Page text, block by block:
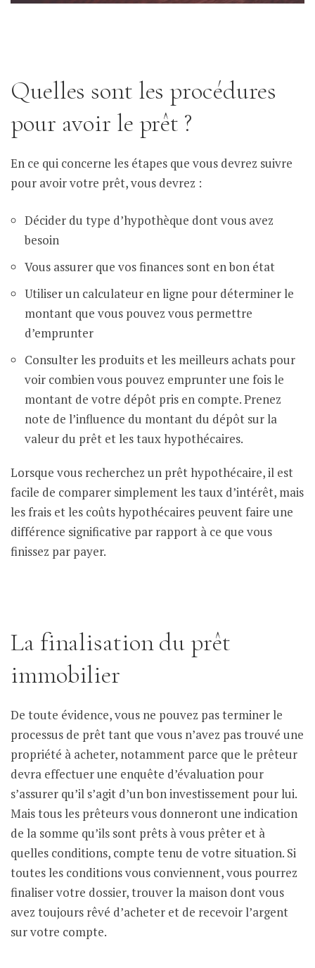
Quelles sont les procédures
pour avoir le prêt ?
En ce qui concerne les étapes que vous devrez suivre
pour avoir votre prêt, vous devrez :
Décider du type d’hypothèque dont vous avez
besoin
Vous assurer que vos finances sont en bon état
Utiliser un calculateur en ligne pour déterminer le
montant que vous pouvez vous permettre
d’emprunter
Consulter les produits et les meilleurs achats pour
voir combien vous pouvez emprunter une fois le
montant de votre dépôt pris en compte. Prenez
note de l’influence du montant du dépôt sur la
valeur du prêt et les taux hypothécaires.
Lorsque vous recherchez un prêt hypothécaire, il est
facile de comparer simplement les taux d’intérêt, mais
les frais et les coûts hypothécaires peuvent faire une
différence significative par rapport à ce que vous
finissez par payer.
La finalisation du prêt
immobilier
De toute évidence, vous ne pouvez pas terminer le
processus de prêt tant que vous n’avez pas trouvé une
propriété à acheter, notamment parce que le prêteur
devra effectuer une enquête d’évaluation pour
s’assurer qu’il s’agit d’un bon investissement pour lui.
Mais tous les prêteurs vous donneront une indication
de la somme qu’ils sont prêts à vous prêter et à
quelles conditions, compte tenu de votre situation. Si
toutes les conditions vous conviennent, vous pourrez
finaliser votre dossier, trouver la maison dont vous
avez toujours rêvé d’acheter et de recevoir l’argent
sur votre compte.